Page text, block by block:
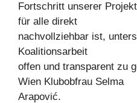
Fortschritt unserer
für alle direkt
nachvollziehbar ist,
Koalitionsarbeit
offen und transparent zu
Wien Klubobfrau Selma
Arapović.